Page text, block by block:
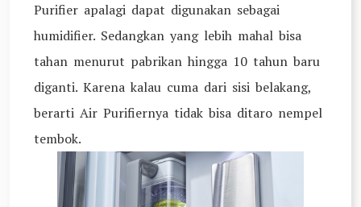
Purifier apalagi dapat digunakan sebagai
humidifier. Sedangkan yang lebih mahal bisa
tahan menurut pabrikan hingga 10 tahun baru
diganti. Karena kalau cuma dari sisi belakang,
berarti Air Purifiernya tidak bisa ditaro nempel
tembok.